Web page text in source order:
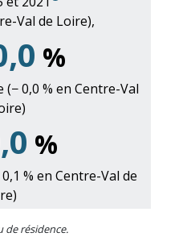
Val de Loire),
%
0,0 % en Centre-Val
%
% en Centre-Val de
de résidence.